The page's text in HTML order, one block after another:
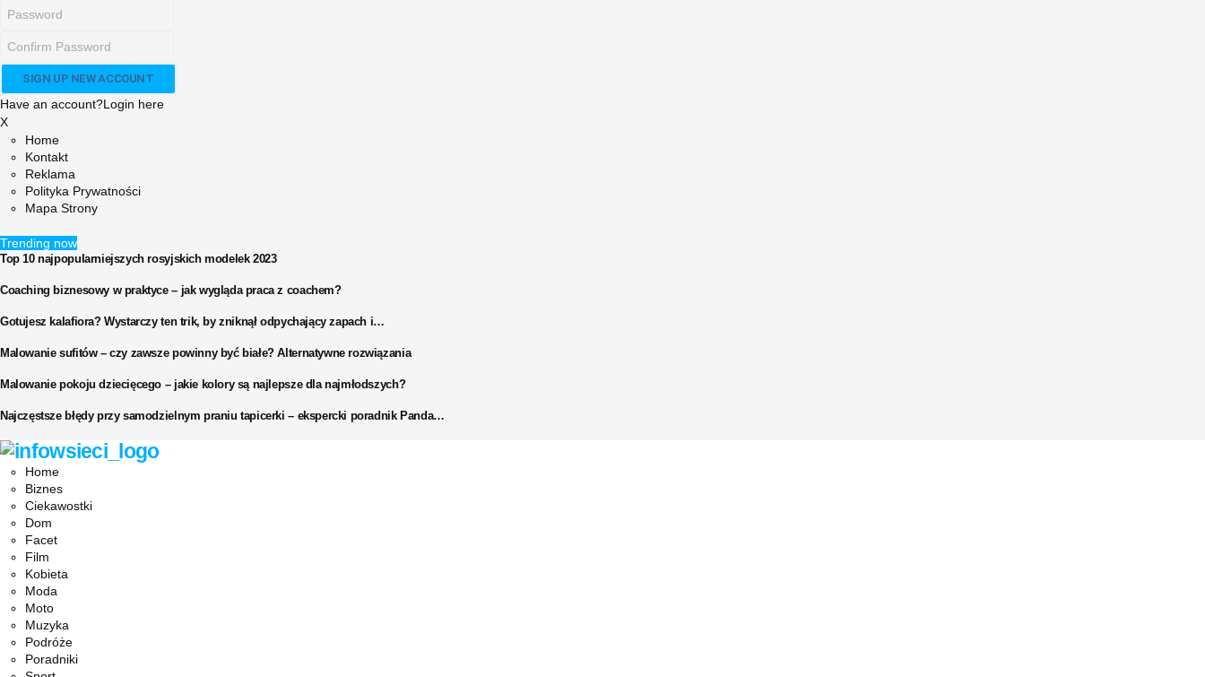
Have an account?Login here
X
Home
Kontakt
Reklama
Polityka Prywatności
Mapa Strony
Trending now
Top 10 najpopularniejszych rosyjskich modelek 2023
Coaching biznesowy w praktyce – jak wygląda praca z coachem?
Gotujesz kalafiora? Wystarczy ten trik, by zniknął odpychający zapach i…
Malowanie sufitów – czy zawsze powinny być białe? Alternatywne rozwiązania
Malowanie pokoju dziecięcego – jakie kolory są najlepsze dla najmłodszych?
Najczęstsze błędy przy samodzielnym praniu tapicerki – ekspercki poradnik Panda…
Facebook
Twitter
Instagram
Pinterest
Youtube
Snapchat
Home
Biznes
Ciekawostki
Dom
Facet
Film
Kobieta
Moda
Moto
Muzyka
Podróże
Poradniki